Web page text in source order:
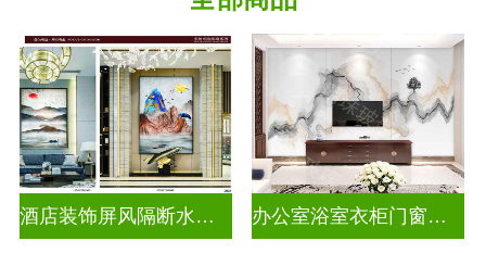
酒店装饰屏风隔断水墨山水画玻璃 办公室浴室衣柜门窗户山水画玻璃